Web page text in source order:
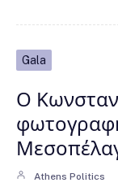
Gala
Ο
Athens Politics